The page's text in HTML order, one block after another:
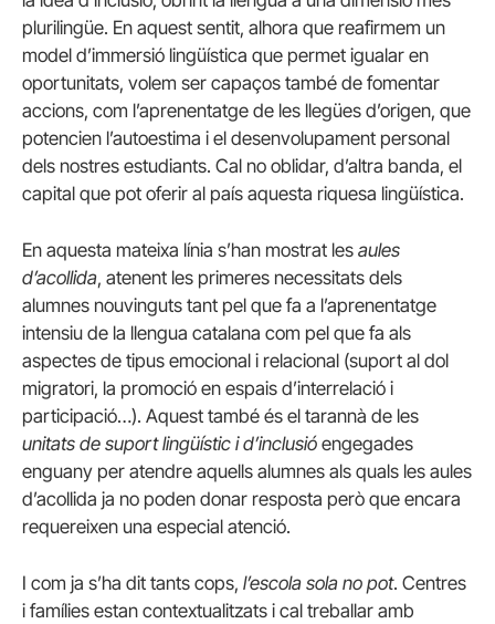
plurilingüe. En aquest sentit, alhora que reafirmem un
model d’immersió lingüística que permet igualar en
oportunitats, volem ser capaços també de fomentar
accions, com l’aprenentatge de les llegües d’origen, que
potencien l’autoestima i el desenvolupament personal
dels nostres estudiants. Cal no oblidar, d’altra banda, el
capital que pot oferir al país aquesta riquesa lingüística.
En aquesta mateixa línia s’han mostrat les aules
d’acollida, atenent les primeres necessitats dels
alumnes nouvinguts tant pel que fa a l’aprenentatge
intensiu de la llengua catalana com pel que fa als
aspectes de tipus emocional i relacional (suport al dol
migratori, la promoció en espais d’interrelació i
participació…). Aquest també és el tarannà de les
unitats de suport lingüístic i d’inclusió engegades
enguany per atendre aquells alumnes als quals les aules
d’acollida ja no poden donar resposta però que encara
requereixen una especial atenció.
I com ja s’ha dit tants cops, l’escola sola no pot. Centres
i famílies estan contextualitzats i cal treballar amb